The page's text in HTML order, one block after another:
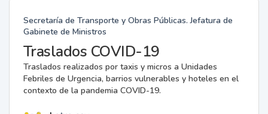
Secretaría de Transporte y Obras Públicas. Jefatura de
Gabinete de Ministros
Traslados COVID-19
Traslados realizados por taxis y micros a Unidades
Febriles de Urgencia, barrios vulnerables y hoteles en el
contexto de la pandemia COVID-19.